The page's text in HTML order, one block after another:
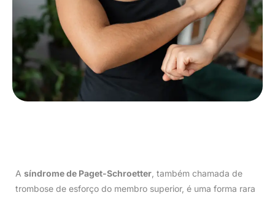
A síndrome de Paget-Schroetter , também chamada de
trombose de esforço do membro superior, é uma forma rara